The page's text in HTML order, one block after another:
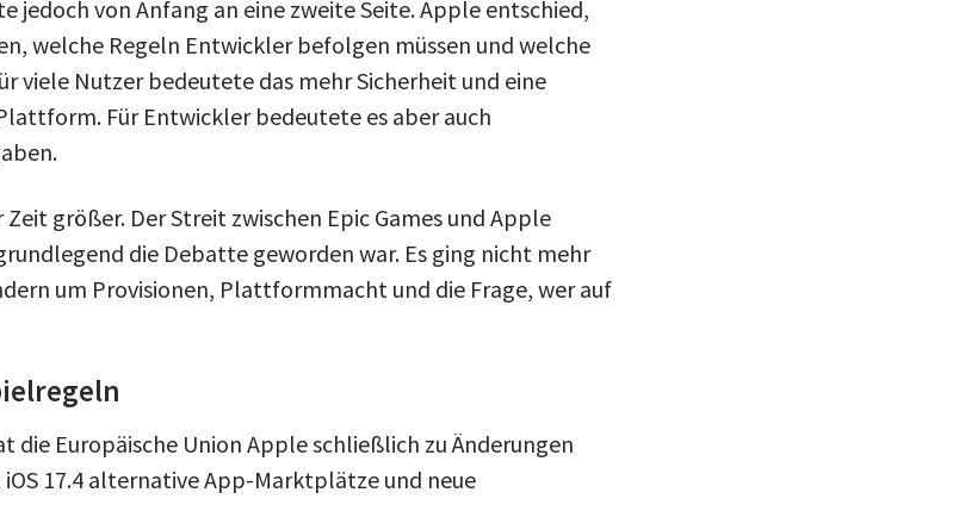
jedoch von Anfang an eine zweite Seite. Apple entschied,
welche Regeln Entwickler befolgen müssen und welche
viele Nutzer bedeutete das mehr Sicherheit und eine
Für Entwickler bedeutete es aber auch
größer. Der Streit zwischen Epic Games und Apple
die Debatte geworden war. Es ging nicht mehr
um Provisionen, Plattformmacht und die Frage, wer auf
die Europäische Union Apple schließlich zu Änderungen
iOS 17.4 alternative App-Marktplätze und neue